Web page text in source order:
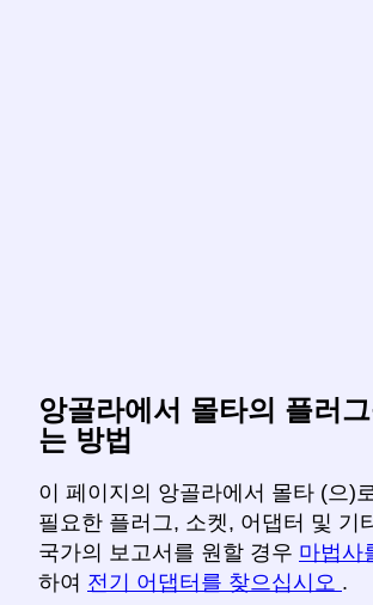
앙골라에서 몰타의 플러
는 방법
이 페이지의 앙골라에서 몰타 (으)
필요한 플러그, 소켓, 어댑터 및 기
국가의 보고서를 원할 경우 마법사
하여 전기 어댑터를 찾으십시오 .